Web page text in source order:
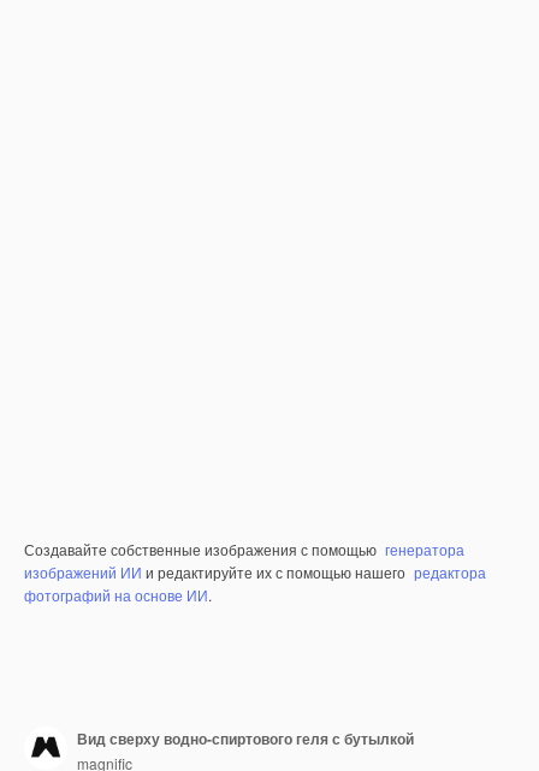
Создавайте собственные изображения с помощью генератора
изображений ИИ и редактируйте их с помощью нашего редактора
фотографий на основе ИИ.
Вид сверху водно-спиртового геля с бутылкой
magnific